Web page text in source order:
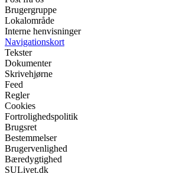
Brugergruppe
Lokalområde
Interne henvisninger
Navigationskort
Tekster
Dokumenter
Skrivehjørne
Feed
Regler
Cookies
Fortrolighedspolitik
Brugsret
Bestemmelser
Brugervenlighed
Bæredygtighed
SULivet.dk